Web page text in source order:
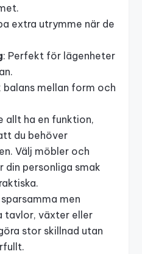
extra utrymme när de
: Perfekt för lägenheter
balans mellan form och
allt ha en funktion,
du behöver
Välj möbler och
din personliga smak
men
tavlor, växter eller
stor skillnad utan